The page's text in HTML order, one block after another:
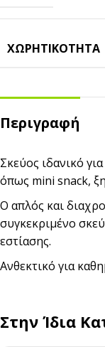
ΧΩΡΗΤΙΚΌΤΗΤΑ
Περιγραφή
Σκεύος ιδανικό
όπως mini snack,
Ο απλός και
συγκεκριμένο
εστίασης.
Ανθεκτικό για
Στην Ίδια